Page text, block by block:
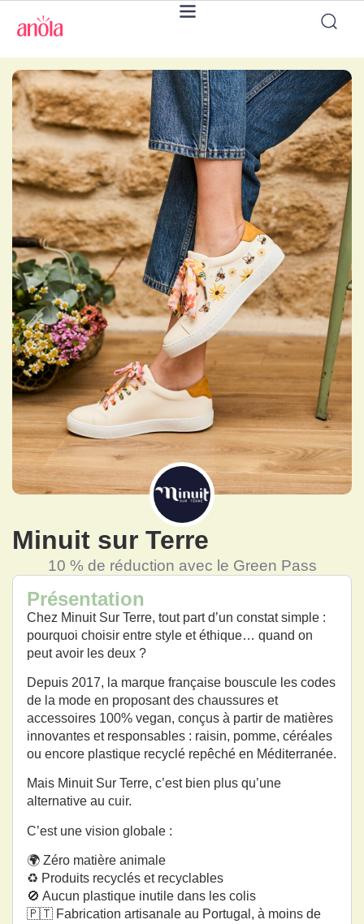
Minuit sur Terre
10 % de réduction avec le Green Pass
Présentation
Chez Minuit Sur Terre, tout part d’un constat simple :
pourquoi choisir entre style et éthique… quand on
peut avoir les deux ?
Depuis 2017, la marque française bouscule les codes
de la mode en proposant des chaussures et
accessoires 100% vegan, conçus à partir de matières
innovantes et responsables : raisin, pomme, céréales
ou encore plastique recyclé repêché en Méditerranée.
Mais Minuit Sur Terre, c’est bien plus qu’une
alternative au cuir.
C’est une vision globale :
🌍 Zéro matière animale
♻️ Produits recyclés et recyclables
🚫 Aucun plastique inutile dans les colis
🇵🇹 Fabrication artisanale au Portugal, à moins de